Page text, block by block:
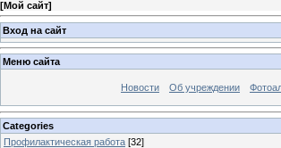
[Мой сайт]
Вход на сайт
Меню сайта
Новости Об учреждении
Categories
Профилактическая работа [32]